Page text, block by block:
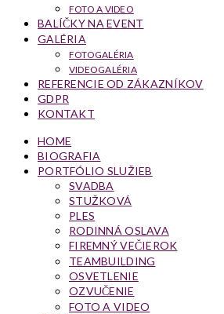
FOTO A VIDEO
BALÍČKY NA EVENT
GALÉRIA
FOTOGALÉRIA
VIDEOGALÉRIA
REFERENCIE OD ZÁKAZNÍKOV
GDPR
KONTAKT
HOME
BIOGRAFIA
PORTFÓLIO SLUŽIEB
SVADBA
STUŽKOVÁ
PLES
RODINNÁ OSLAVA
FIREMNÝ VEČIEROK
TEAMBUILDING
OSVETLENIE
OZVUČENIE
FOTO A VIDEO